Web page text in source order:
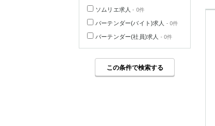
ソムリエ求人 - 0件
バーテンダー(バイト)求人 - 0件
バーテンダー(社員)求人 - 0件
この条件で検索する